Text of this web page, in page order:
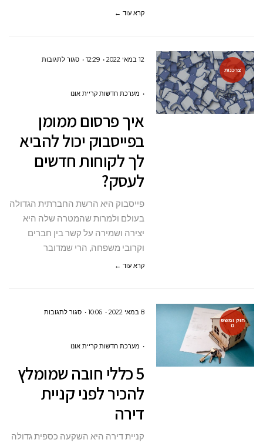
קרא עוד ←
צרכנות
12 במאי 2022 12:29 סגור לתגובותעל
להביא
לך
לעסק?
מערכת חדשות קריית אונו
איך פרסום ממומן
בפייסבוק יכול להביא
לך לקוחות חדשים
לעסק?
פייסבוק היא הרשת החברתית הגדולה
בעולם ולמרות שהמטרה שלה היא
יצירה ושמירה על קשר בין חברים
וקרובי משפחה, הרי שמדובר
קרא עוד ←
חוק ומשפ
ט
8 במאי 2022 10:06 סגור לתגובותעל
שמומלץ
מערכת חדשות קריית אונו
5 כללי חובה שמומלץ
להכיר לפני קניית
דירה
קניית דירה היא השקעה כספית גדולה